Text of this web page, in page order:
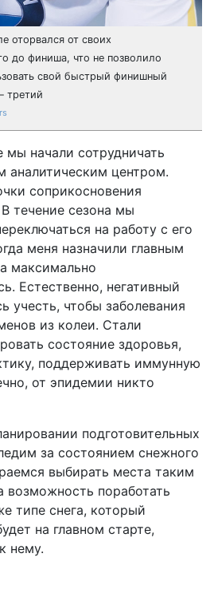
оторвался от своих
до финиша, что не позволило
свой быстрый финишный
третий
начали сотрудничать
аналитическим центром.
соприкосновения
течение сезона мы
на работу с его
меня назначили главным
максимально
Естественно, негативный
учесть, чтобы заболевания
из колеи. Стали
состояние здоровья,
поддерживать иммунную
от эпидемии никто
подготовительных
за состоянием снежного
выбирать места таким
возможность поработать
типе снега, который
на главном старте,
нему.